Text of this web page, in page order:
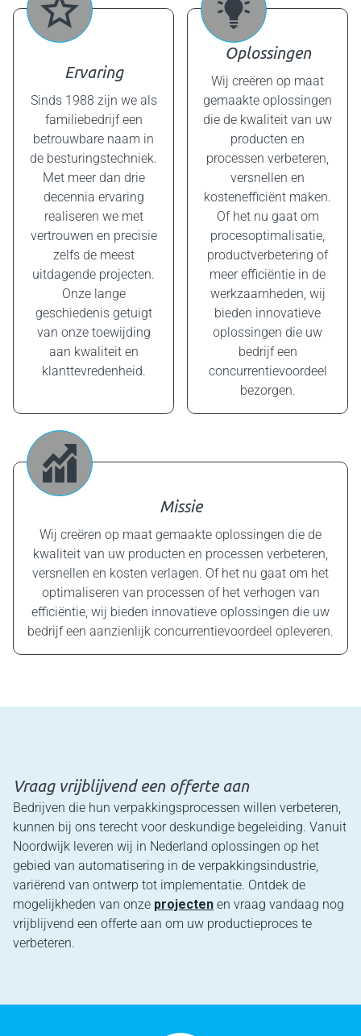
Ervaring
Sinds 1988 zijn we als
familiebedrijf een
betrouwbare naam in
de besturingstechniek.
Met meer dan drie
decennia ervaring
realiseren we met
vertrouwen en precisie
zelfs de meest
uitdagende projecten.
Onze lange
geschiedenis getuigt
van onze toewijding
aan kwaliteit en
klanttevredenheid.
Oplossingen
Wij creëren op maat
gemaakte oplossingen
die de kwaliteit van uw
producten en
processen verbeteren,
versnellen en
kostenefficiënt maken.
Of het nu gaat om
procesoptimalisatie,
productverbetering of
meer efficiëntie in de
werkzaamheden, wij
bieden innovatieve
oplossingen die uw
bedrijf een
concurrentievoordeel
bezorgen.
Missie
Wij creëren op maat gemaakte oplossingen die de
kwaliteit van uw producten en processen verbeteren,
versnellen en kosten verlagen. Of het nu gaat om het
optimaliseren van processen of het verhogen van
efficiëntie, wij bieden innovatieve oplossingen die uw
bedrijf een aanzienlijk concurrentievoordeel opleveren.
Vraag vrijblijvend een offerte aan
Bedrijven die hun verpakkingsprocessen willen verbeteren,
kunnen bij ons terecht voor deskundige begeleiding. Vanuit
Noordwijk leveren wij in Nederland oplossingen op het
gebied van automatisering in de verpakkingsindustrie,
variërend van ontwerp tot implementatie. Ontdek de
mogelijkheden van onze projecten en vraag vandaag nog
vrijblijvend een offerte aan om uw productieproces te
verbeteren.